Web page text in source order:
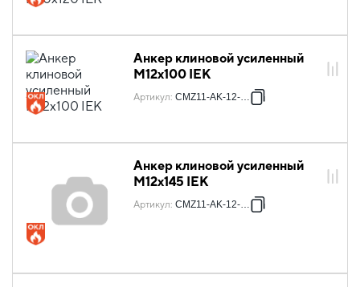
Анкер клиновой усиленный
М12х100 IEK
Артикул: CMZ11-AK-12-100
Анкер клиновой усиленный
М12х145 IEK
Артикул: CMZ11-AK-12-145